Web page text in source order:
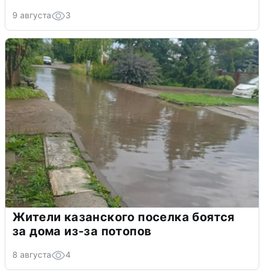
9 августа 3
Жители казанского поселка боятся
за дома из-за потопов
8 августа 4